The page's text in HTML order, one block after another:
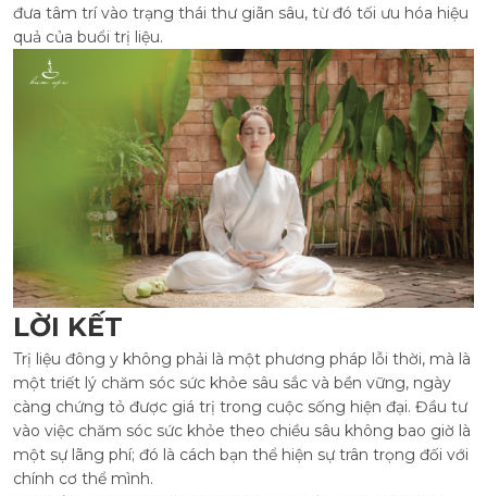
đưa tâm trí vào trạng thái thư giãn sâu, từ đó tối ưu hóa hiệu
quả của buổi trị liệu.
LỜI KẾT
Trị liệu đông y không phải là một phương pháp lỗi thời, mà là
một triết lý chăm sóc sức khỏe sâu sắc và bền vững, ngày
càng chứng tỏ được giá trị trong cuộc sống hiện đại. Đầu tư
vào việc chăm sóc sức khỏe theo chiều sâu không bao giờ là
một sự lãng phí; đó là cách bạn thể hiện sự trân trọng đối với
chính cơ thể mình.